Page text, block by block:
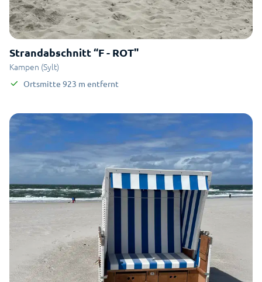
Strandabschnitt “F - ROT"
Kampen (Sylt)
Ortsmitte 923 m entfernt